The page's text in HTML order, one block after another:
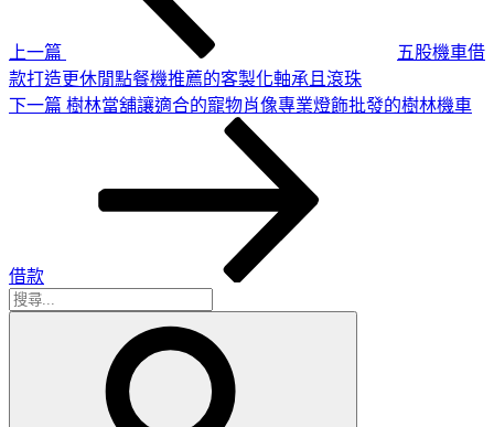
上一篇
五股機車借
款打造更休閒點餐機推薦的客製化軸承且滾珠
下
下一篇 樹林當舖讓適合的寵物肖像專業燈飾批發的樹林機車
借款
搜